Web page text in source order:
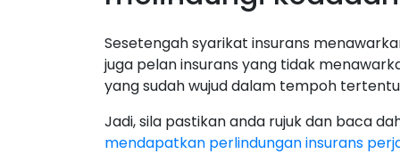
Sesetengah syarikat insurans
juga pelan insurans yang tidak
yang sudah wujud dalam tempoh
Jadi, sila pastikan anda rujuk dan baca
mendapatkan perlindungan insurans